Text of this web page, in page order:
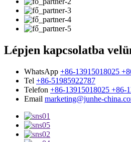
Lépjen kapcsolatba
WhatsApp +86-13915018025
Tel +86-51985922787
Telefon +86-13915018025 +86-
Email marketing@junhe-